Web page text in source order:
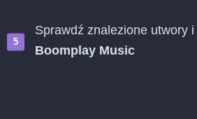
Sprawdź znalezione utwory
Boomplay Music